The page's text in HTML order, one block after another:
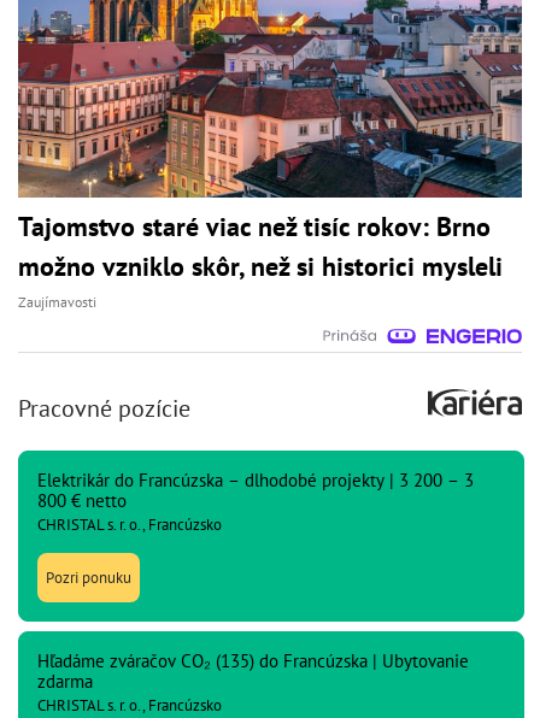
Tajomstvo staré viac než tisíc rokov: Brno
možno vzniklo skôr, než si historici mysleli
Zaujímavosti
Pracovné pozície
Elektrikár do Francúzska – dlhodobé projekty | 3 200 – 3
800 € netto
CHRISTAL s. r. o., Francúzsko
Pozri ponuku
Hľadáme zváračov CO₂ (135) do Francúzska | Ubytovanie
zdarma
CHRISTAL s. r. o., Francúzsko